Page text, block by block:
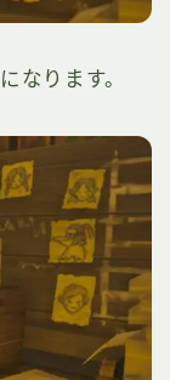
なります。